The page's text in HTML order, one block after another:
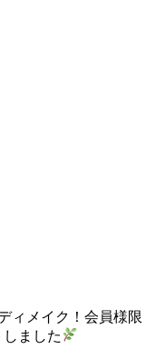
ィメイク！会員様限
ました